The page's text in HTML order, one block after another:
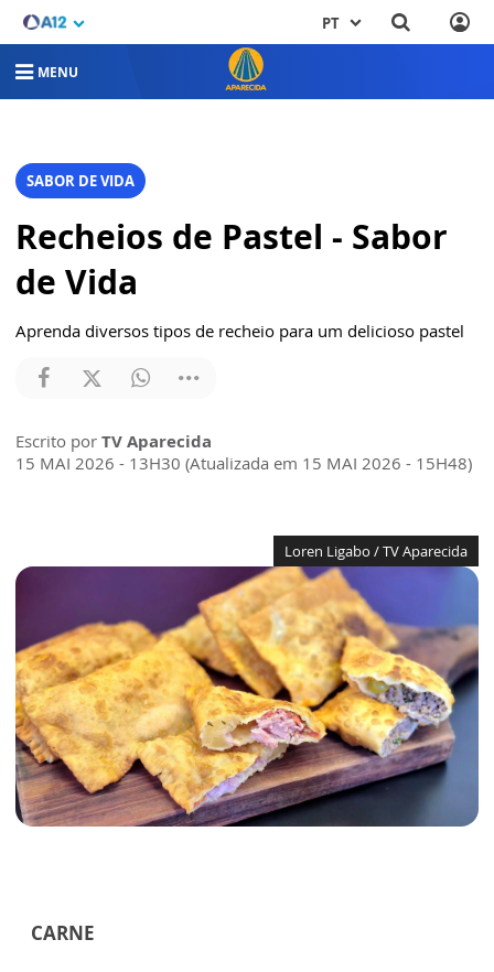
PT
MENU
SABOR DE VIDA
Recheios de Pastel - Sabor
de Vida
Aprenda diversos tipos de recheio para um delicioso pastel
Escrito por TV Aparecida
15 MAI 2026 - 13H30 (Atualizada em 15 MAI 2026 - 15H48)
Loren Ligabo / TV Aparecida
CARNE